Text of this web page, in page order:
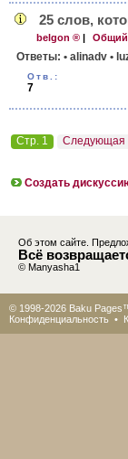
25 слов,
belgon ® | Общий
Ответы: • alinadv •
Отв.:
7
Стр. 1 Следующая
Создать
Об этом сайте.
Всё
© Manyasha1
© 1998-2026 Baku
Конфиденциальность •